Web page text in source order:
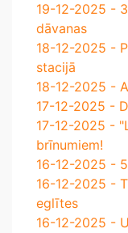
19-12-2025 -
dāvanas
18-12-2025 -
stacijā
18-12-2025 -
17-12-2025 -
17-12-2025 -
brīnumiem!
16-12-2025 -
16-12-2025 -
eglītes
16-12-2025 -